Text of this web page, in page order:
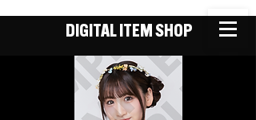
DIGITAL ITEM SHOP